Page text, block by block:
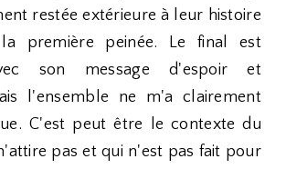
restée extérieure à leur histoire
première peinée. Le final est
son message d'espoir et
l'ensemble ne m'a clairement
C'est peut être le contexte du
pas et qui n'est pas fait pour